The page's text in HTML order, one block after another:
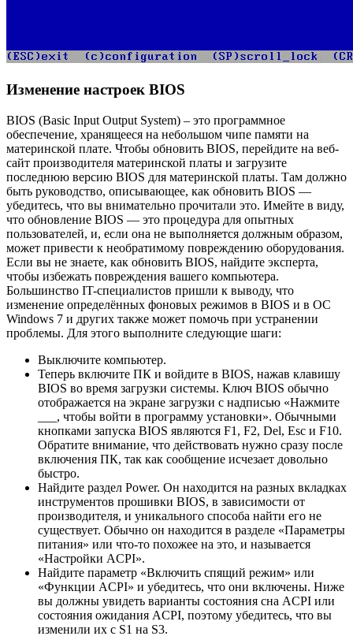
Изменение настроек BIOS
BIOS (Basic Input Output System) – это программное
обеспечение, хранящееся на небольшом чипе памяти на
материнской плате. Чтобы обновить BIOS, перейдите на веб-
сайт производителя материнской платы и загрузите
последнюю версию BIOS для материнской платы. Там должно
быть руководство, описывающее, как обновить BIOS —
убедитесь, что вы внимательно прочитали это. Имейте в виду,
что обновление BIOS — это процедура для опытных
пользователей, и, если она не выполняется должным образом,
может привести к необратимому повреждению оборудования.
Если вы не знаете, как обновить BIOS, найдите эксперта,
чтобы избежать повреждения вашего компьютера.
Большинство IT-специалистов пришли к выводу, что
изменение определённых фоновых режимов в BIOS и в ОС
Windows 7 и других также может помочь при устранении
проблемы. Для этого выполните следующие шаги:
Выключите компьютер.
Теперь включите ПК и войдите в BIOS, нажав клавишу
BIOS во время загрузки системы. Ключ BIOS обычно
отображается на экране загрузки с надписью «Нажмите
___, чтобы войти в программу установки». Обычными
кнопками запуска BIOS являются F1, F2, Del, Esc и F10.
Обратите внимание, что действовать нужно сразу после
включения ПК, так как сообщение исчезает довольно
быстро.
Найдите раздел Power. Он находится на разных вкладках
инструментов прошивки BIOS, в зависимости от
производителя, и уникального способа найти его не
существует. Обычно он находится в разделе «Параметры
питания» или что-то похожее на это, и называется
«Настройки ACPI».
Найдите параметр «Включить спящий режим» или
«Функции ACPI» и убедитесь, что они включены. Ниже
вы должны увидеть варианты состояния сна ACPI или
состояния ожидания ACPI, поэтому убедитесь, что вы
изменили их с S1 на S3.